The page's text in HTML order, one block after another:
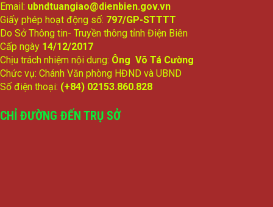
Email: ubndtuangiao@dienbien.gov.vn
Giấy phép hoạt động số: 797/GP-STTTT
Do Sở Thông tin- Truyền thông tỉnh Điện Biên
Cấp ngày 14/12/2017
Chịu trách nhiệm nội dung: Ông Võ Tá Cường
Chức vụ: Chánh Văn phòng HĐND và UBND
Số điện thoại: (+84) 02153.860.828
CHỈ ĐƯỜNG ĐẾN TRỤ SỞ